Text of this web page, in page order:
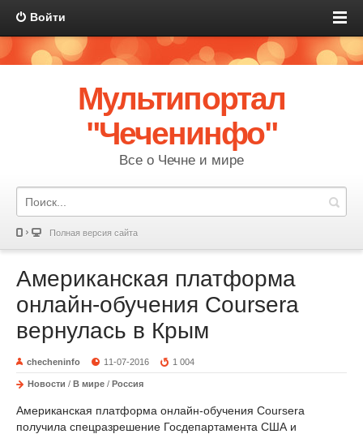
Войти
Мультипортал
"Чеченинфо"
Все о Чечне и мире
Полная версия сайта
Американская платформа
онлайн-обучения Coursera
вернулась в Крым
checheninfo 11-07-2016 1 004
Новости / В мире / Россия
Американская платформа онлайн-обучения Coursera
получила спецразрешение Госдепартамента США и